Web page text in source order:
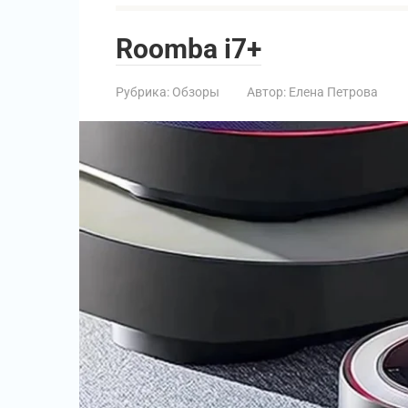
Roomba i7+
Рубрика: Обзоры Автор: Елена Петрова